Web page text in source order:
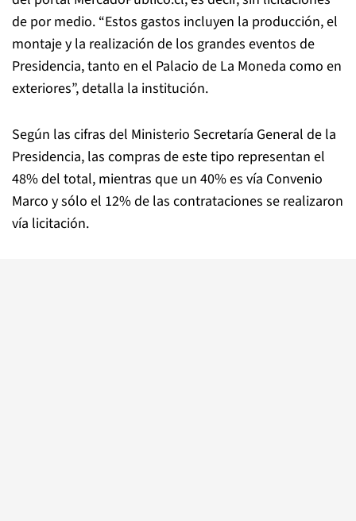
de por medio. “Estos gastos incluyen la producción, el
montaje y la realización de los grandes eventos de
Presidencia, tanto en el Palacio de La Moneda como en
exteriores”, detalla la institución.
Según las cifras del Ministerio Secretaría General de la
Presidencia, las compras de este tipo representan el
48% del total, mientras que un 40% es vía Convenio
Marco y sólo el 12% de las contrataciones se realizaron
vía licitación.